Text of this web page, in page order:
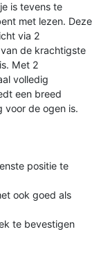
is tevens te
met lezen. Deze
via 2
de krachtigste
Met 2
volledig
een breed
voor de ogen is.
positie te
ook goed als
te bevestigen